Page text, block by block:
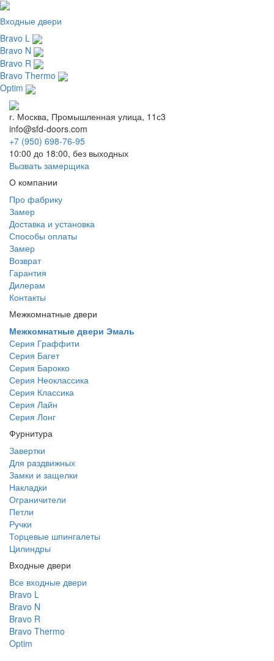
Входные двери
Bravo L
Bravo N
Bravo R
Bravo Thermo
Optim
г. Москва, Промышленная улица, 11с3
info@sfd-doors.com
+7 (950) 698-76-95
10:00 до 18:00, без выходных
Вызвать замерщика
О компании
Про фабрику
Замер
Доставка и установка
Способы оплаты
Замер
Возврат
Гарантия
Дилерам
Контакты
Межкомнатные двери
Межкомнатные двери Эмаль
Серия Граффити
Серия Багет
Серия Барокко
Серия Неоклассика
Серия Классика
Серия Лайн
Серия Лонг
Фурнитура
Завертки
Для раздвижных
Замки и защелки
Накладки
Ограничители
Петли
Ручки
Торцевые шпингалеты
Цилиндры
Входные двери
Все входные двери
Bravo L
Bravo N
Bravo R
Bravo Thermo
Optim